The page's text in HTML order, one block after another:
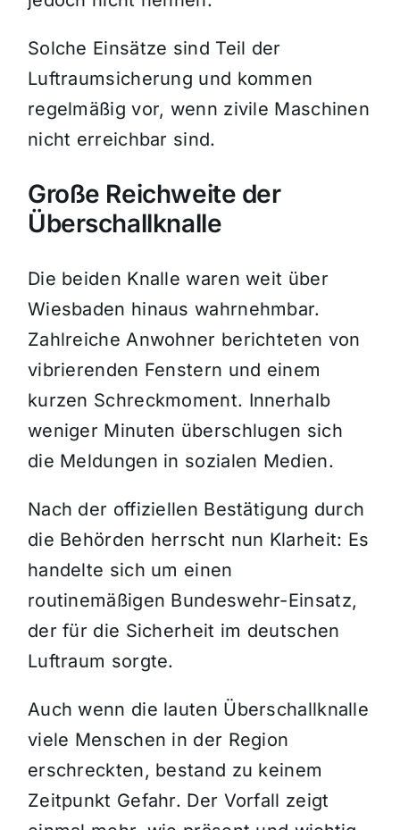
Solche Einsätze sind Teil der
Luftraumsicherung und kommen
regelmäßig vor, wenn zivile Maschinen
nicht erreichbar sind.
Große Reichweite der
Überschallknalle
Die beiden Knalle waren weit über
Wiesbaden hinaus wahrnehmbar.
Zahlreiche Anwohner berichteten von
vibrierenden Fenstern und einem
kurzen Schreckmoment. Innerhalb
weniger Minuten überschlugen sich
die Meldungen in sozialen Medien.
Nach der offiziellen Bestätigung durch
die Behörden herrscht nun Klarheit: Es
handelte sich um einen
routinemäßigen Bundeswehr-Einsatz,
der für die Sicherheit im deutschen
Luftraum sorgte.
Auch wenn die lauten Überschallknalle
viele Menschen in der Region
erschreckten, bestand zu keinem
Zeitpunkt Gefahr. Der Vorfall zeigt